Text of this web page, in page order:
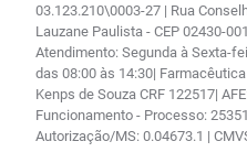
03.123.210\0003-27 | Rua
Lauzane Paulista - CEP 02430-
Atendimento: Segunda à Sexta-
das 08:00 às 14:30|
Kenps de Souza CRF 122517|
Funcionamento - Processo:
Autorização/MS: 0.04673.1 |